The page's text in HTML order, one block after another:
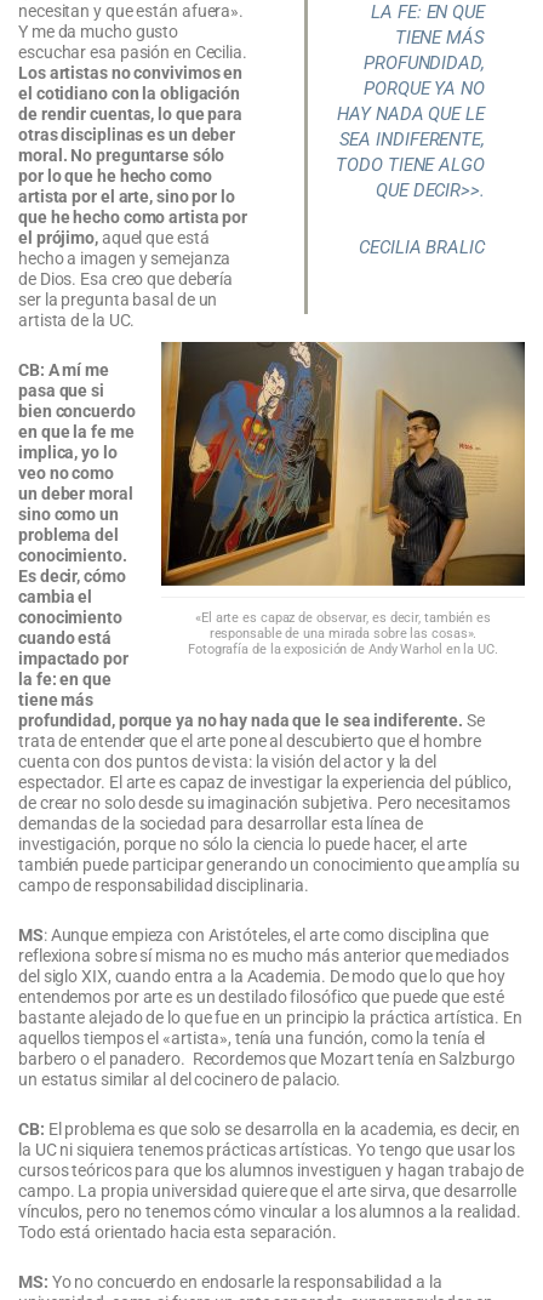
LA FE: EN QUE
TIENE MÁS
PROFUNDIDAD,
PORQUE YA NO
HAY NADA QUE LE
SEA INDIFERENTE,
TODO TIENE ALGO
QUE DECIR>>.
CECILIA BRALIC
«El arte es capaz de observar, es decir, también es
responsable de una mirada sobre las cosas».
Fotografía de la exposición de Andy Warhol en la UC.
necesitan y que están afuera».
Y me da mucho gusto
escuchar esa pasión en Cecilia.
Los artistas no convivimos en
el cotidiano con la obligación
de rendir cuentas, lo que para
otras disciplinas es un deber
moral. No preguntarse sólo
por lo que he hecho como
artista por el arte, sino por lo
que he hecho como artista por
el prójimo,aquel que está
hecho a imagen y semejanza
de Dios. Esa creo que debería
ser la pregunta basal de un
artista de la UC.
CB: A mí me
pasa que si
bien concuerdo
en que la fe me
implica, yo lo
veo no como
un deber moral
sino como un
problema del
conocimiento.
Es decir, cómo
cambia el
conocimiento
cuando está
impactado por
la fe: en que
tiene más
profundidad, porque ya no hay nada que le sea indiferente. Se
trata de entender que el arte pone al descubierto que el hombre
cuenta con dos puntos de vista: la visión del actor y la del
espectador. El arte es capaz de investigar la experiencia del público,
de crear no solo desde su imaginación subjetiva. Pero necesitamos
demandas de la sociedad para desarrollar esta línea de
investigación, porque no sólo la ciencia lo puede hacer, el arte
también puede participar generando un conocimiento que amplía su
campo de responsabilidad disciplinaria.
MS: Aunque empieza con Aristóteles, el arte como disciplina que
reflexiona sobre sí misma no es mucho más anterior que mediados
del siglo XIX, cuando entra a la Academia. De modo que lo que hoy
entendemos por arte es un destilado filosófico que puede que esté
bastante alejado de lo que fue en un principio la práctica artística. En
aquellos tiempos el «artista», tenía una función, como la tenía el
barbero o el panadero. Recordemos que Mozart tenía en Salzburgo
un estatus similar al del cocinero de palacio.
CB: El problema es que solo se desarrolla en la academia, es decir, en
la UC ni siquiera tenemos prácticas artísticas. Yo tengo que usar los
cursos teóricos para que los alumnos investiguen y hagan trabajo de
campo. La propia universidad quiere que el arte sirva, que desarrolle
vínculos, pero no tenemos cómo vincular a los alumnos a la realidad.
Todo está orientado hacia esta separación.
MS: Yo no concuerdo en endosarle la responsabilidad a la